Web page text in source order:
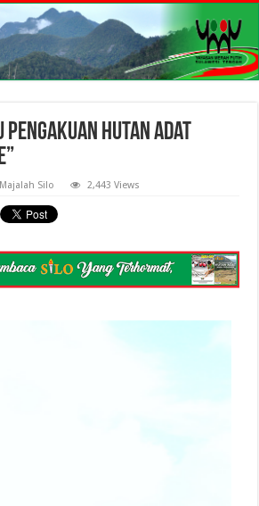
Pengakuan Hutan Adat
Majalah Silo 2,443 Views